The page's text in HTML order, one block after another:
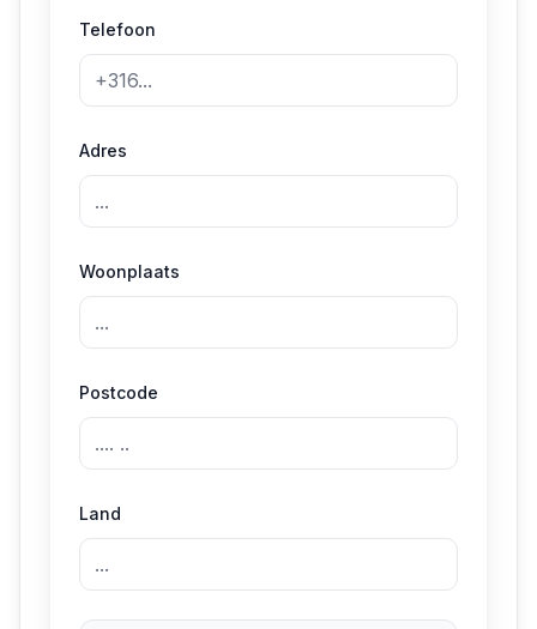
Telefoon
Adres
Woonplaats
Postcode
Land